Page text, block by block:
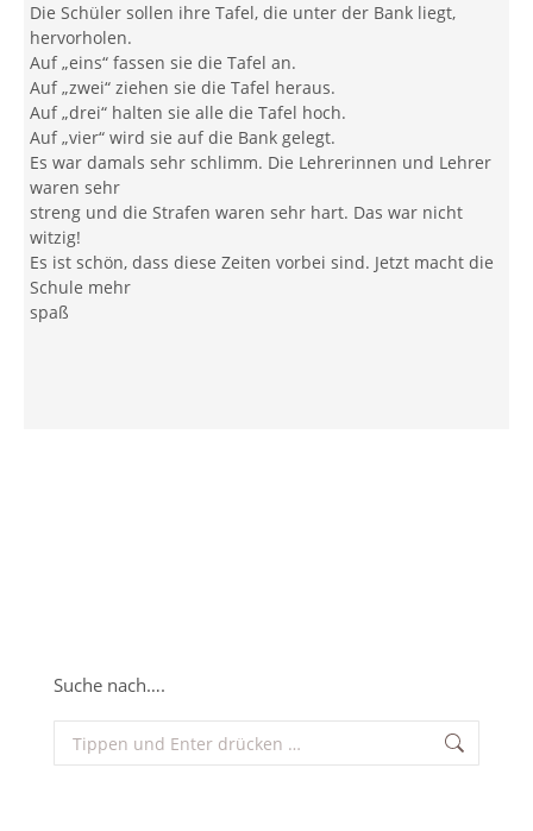
Die Schüler sollen ihre Tafel, die unter der Bank liegt,
hervorholen.
Auf „eins“ fassen sie die Tafel an.
Auf „zwei“ ziehen sie die Tafel heraus.
Auf „drei“ halten sie alle die Tafel hoch.
Auf „vier“ wird sie auf die Bank gelegt.
Es war damals sehr schlimm. Die Lehrerinnen und Lehrer
waren sehr
streng und die Strafen waren sehr hart. Das war nicht
witzig!
Es ist schön, dass diese Zeiten vorbei sind. Jetzt macht die
Schule mehr
spaß
Suche nach….
Search: